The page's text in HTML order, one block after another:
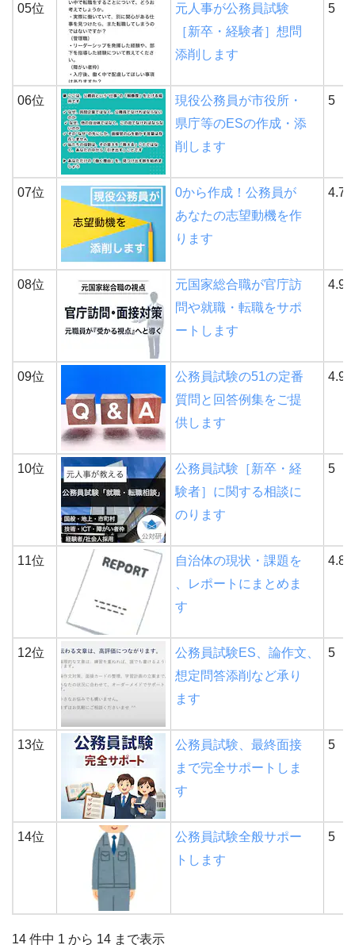
05位
元人事が公務員試験
［新卒・経験者］想問
添削します
5
06位
現役公務員が市役所・
県庁等のESの作成・添
削します
5
07位
0から作成！公務員が
あなたの志望動機を作
ります
4.7
08位
元国家総合職が官庁訪
問や就職・転職をサポ
ートします
4.9
09位
公務員試験の51の定番
質問と回答例集をご提
供します
4.9
10位
公務員試験［新卒・経
験者］に関する相談に
のります
5
11位
自治体の現状・課題を
、レポートにまとめま
す
4.8
12位
公務員試験ES、論作文、
想定問答添削など承り
ます
5
13位
公務員試験、最終面接
まで完全サポートしま
す
5
14位
公務員試験全般サポー
トします
5
14 件中 1 から 14 まで表示